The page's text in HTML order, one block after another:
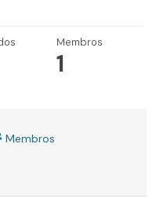
Membros
1
Membros